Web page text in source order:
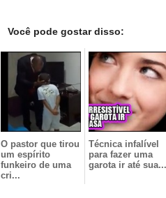
Você pode gostar disso:
O pastor que tirou
um espírito
funkeiro de uma
cri...
Técnica infalível
para fazer uma
garota ir até sua...